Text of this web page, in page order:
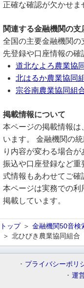
正確な確認が欠かせま
関連する金融機関の支
全国の主要金融機関の
先登録や口座情報の確
道北なよろ農業協
北はるか農業協同
宗谷南農業協同組
掲載情報について
本ページの掲載情報は
います。 金融機関の
り内容が変わる場合が
振込や口座登録など
式情報もあわせてご確
本ページは実務での利
掲載しています。
トップ 金融機関50音検
北ひびき農業協同組合
プライバシーポリ
運